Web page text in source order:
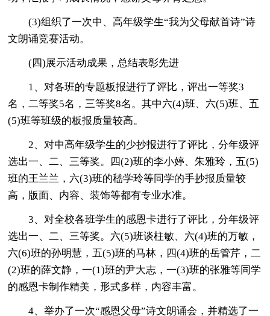
(3)组织了一次中、高年级学生“我为父母献首诗”诗
文朗诵竞赛活动。
(四)展示活动成果，总结表彰先进
1、对各班的专题板报进行了评比，评出一等奖3
名，二等奖5名，三等奖8名。其中六(4)班、六(5)班、五
(5)班等班级的板报质量较高。
2、对中高年级学生的少抄报进行了评比，分年级评
选出一、二、三等奖。四(2)班的李小婷、朱雅玲，五(5)
班的王兰兰，六(3)班的嵇学玲等同学的手抄报质量较
高，版面、内容、装饰等都有专业水准。
3、对全校各班学生的感恩卡进行了评比，分年级评
选出一、二、三等奖。六(5)班谈柱敏、六(4)班的万敏，
六(6)班的孙明慧，五(5)班的马林，四(4)班的岳管芹，二
(2)班的薛文静，一(1)班的尹大志，一(3)班的张雅等同学
的感恩卡制作精美，形式多样，内容丰富。
4、举办了一次“感恩父母”诗文朗诵会，并精选了一